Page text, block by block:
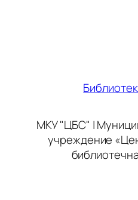
МКУ "ЦБС" |
учреждение